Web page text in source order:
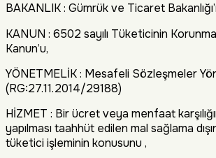
BAKANLIK : Gümrük ve Ticaret
KANUN : 6502 sayılı Tüketicinin
Kanun’u,
YÖNETMELİK : Mesafeli Sözleşmeler
(RG:27.11.2014/29188)
HİZMET : Bir ücret veya menfaat
yapılması taahhüt edilen mal sağlama
tüketici işleminin konusunu ,